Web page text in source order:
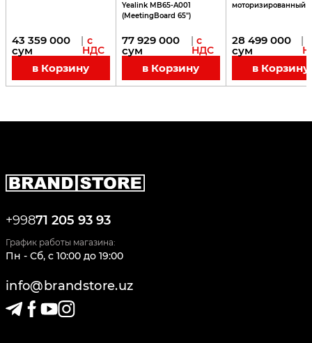
43 359 000
сум
| с
НДС
в Корзину
Yealink MB65-A001
(MeetingBoard 65")
77 929 000
сум
| с
НДС
в Корзину
моторизированный
28 499 000
сум
|
в Корзину
+99871 205 93 93
График работы магазина:
Пн - Сб, c 10:00 до 19:00
info@brandstore.uz